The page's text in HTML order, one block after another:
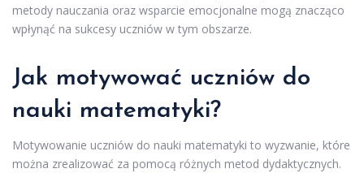
metody nauczania oraz wsparcie emocjonalne mogą znacząco
wpłynąć na sukcesy uczniów w tym obszarze.
Jak motywować uczniów do
nauki matematyki?
Motywowanie uczniów do nauki matematyki to wyzwanie, które
można zrealizować za pomocą różnych metod dydaktycznych.